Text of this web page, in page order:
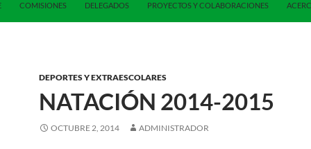
COMISIONES DELEGADOS PROYECTOS Y COLABORACIONES
DEPORTES Y EXTRAESCOLARES
NATACIÓN 2014-2015
OCTUBRE 2, 2014 ADMINISTRADOR